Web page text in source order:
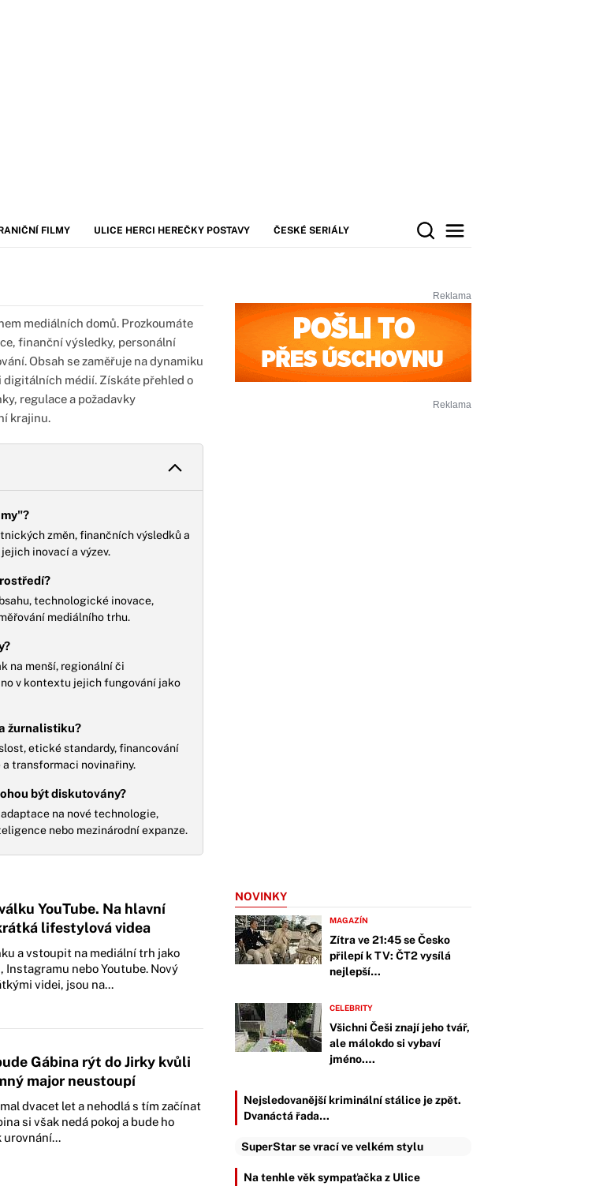
FILMY ULICE HERCI HEREČKY POSTAVY ČESKÉ SERIÁLY
mediálních domů. Prozkoumáte
finanční výsledky, personální
Obsah se zaměřuje na dynamiku
médií. Získáte přehled o
regulace a požadavky
krajinu.
změn, finančních výsledků a
inovací a výzev.
technologické inovace,
mediálního trhu.
na menší, regionální či
v kontextu jejich fungování jako
žurnalistiku?
etické standardy, financování
transformaci novinařiny.
být diskutovány?
na nové technologie,
nebo mezinárodní expanze.
YouTube. Na hlavní
lifestylová videa
a vstoupit na mediální trh jako
Instagramu nebo Youtube. Nový
videi, jsou na...
Gábina rýt do Jirky kvůli
major neustoupí
dvacet let a nehodlá s tím začínat
si však nedá pokoj a bude ho
urovnání...
NOVINKY
MAGAZÍN
Zítra ve 21:45 se Česko
přilepí k TV: ČT2 vysílá
nejlepší…
CELEBRITY
Všichni Češi znají jeho tvář,
ale málokdo si vybaví
jméno.…
Nejsledovanější kriminální stálice je zpět.
Dvanáctá řada…
SuperStar se vrací ve velkém stylu
Na tenhle věk sympaťačka z Ulice